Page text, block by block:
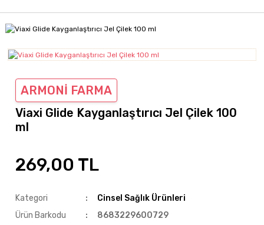
ARMONİ FARMA
Viaxi Glide Kayganlaştırıcı Jel Çilek 100
ml
269,00 TL
Kategori
Cinsel Sağlık Ürünleri
Ürün Barkodu
8683229600729